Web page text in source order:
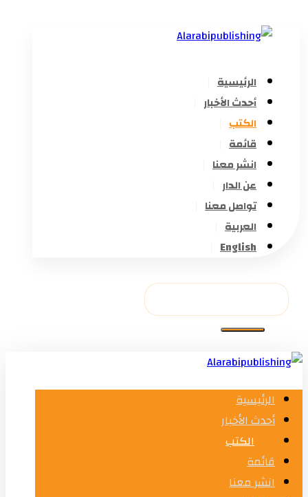
الرئيسية
أحدث الأخبار
الكتب
قائمة
انشر معنا
عن الدار
تواصل معنا
العربية
English
الرئيسية
أحدث الأخبار
الكتب
قائمة
انشر معنا